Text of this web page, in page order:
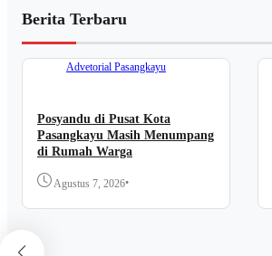
Berita Terbaru
Advetorial Pasangkayu
Posyandu di Pusat Kota
Pasangkayu Masih Menumpang
di Rumah Warga
Agustus 7, 2026•